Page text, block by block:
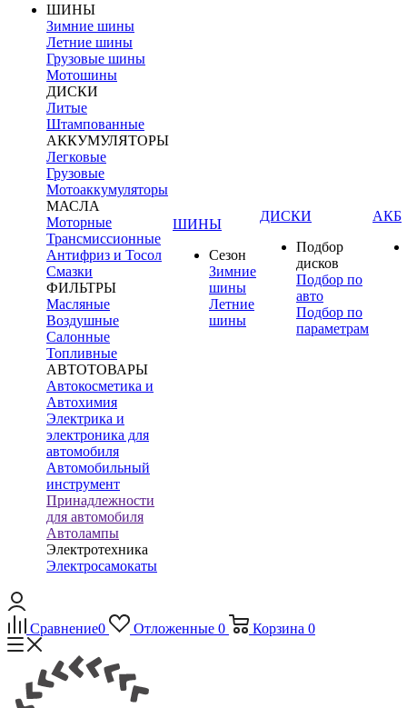
ШИНЫ
Зимние шины
Летние шины
Грузовые шины
Мотошины
ДИСКИ
Литые
Штампованные
АККУМУЛЯТОРЫ
Легковые
Грузовые
Мотоаккумуляторы
МАСЛА
Моторные
Трансмиссионные
Антифриз и Тосол
Смазки
ФИЛЬТРЫ
Масляные
Воздушные
Салонные
Топливные
АВТОТОВАРЫ
Автокосметика и
Автохимия
Электрика и
электроника для
автомобиля
Автомобильный
инструмент
Принадлежности
для автомобиля
Автолампы
Электротехника
Электросамокаты
ШИНЫ
Сезон
Зимние
шины
Летние
шины
ДИСКИ
Подбор
дисков
Подбор по
авто
Подбор по
параметрам
АКБ
Сравнение0 Отложенные 0 Корзина 0